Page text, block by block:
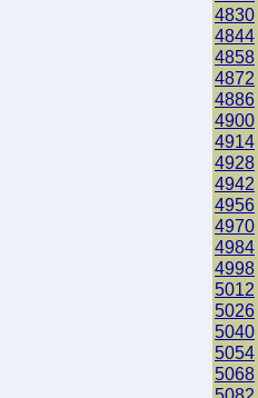
4830
4844
4858
4872
4886
4900
4914
4928
4942
4956
4970
4984
4998
5012
5026
5040
5054
5068